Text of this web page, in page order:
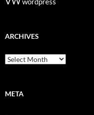
ARCHIVES
Archives
META